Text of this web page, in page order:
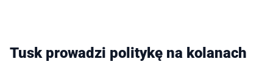
Tusk prowadzi politykę na kolanach